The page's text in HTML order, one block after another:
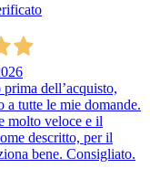
dell’acquisto,
a tutte le mie domande.
molto veloce e il
descritto, per il
bene. Consigliato.